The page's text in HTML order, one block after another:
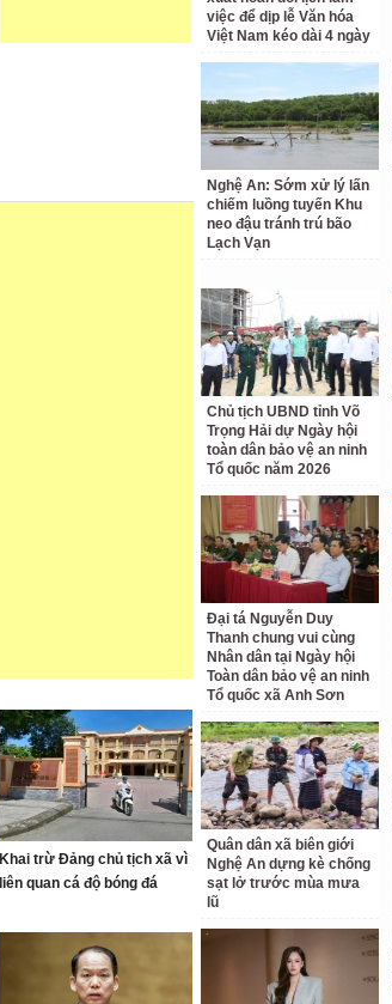
Khai trừ Đảng chủ tịch xã vì
liên quan cá độ bóng đá
việc để dịp lễ Văn hóa
Việt Nam kéo dài 4 ngày
Nghệ An: Sớm xử lý lấn
chiếm luồng tuyến Khu
neo đậu tránh trú bão
Lạch Vạn
Chủ tịch UBND tỉnh Võ
Trọng Hải dự Ngày hội
toàn dân bảo vệ an ninh
Tổ quốc năm 2026
Đại tá Nguyễn Duy
Thanh chung vui cùng
Nhân dân tại Ngày hội
Toàn dân bảo vệ an ninh
Tổ quốc xã Anh Sơn
Quân dân xã biên giới
Nghệ An dựng kè chống
sạt lở trước mùa mưa
lũ